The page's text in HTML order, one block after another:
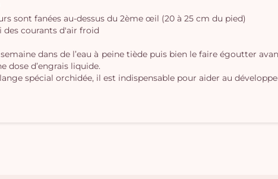
sont fanées au-dessus du 2ème œil (20 à 25 cm du pied)
des courants d'air froid
dans de l’eau à peine tiède puis bien le faire égoutter
dose d’engrais liquide.
spécial orchidée, il est indispensable pour aider au